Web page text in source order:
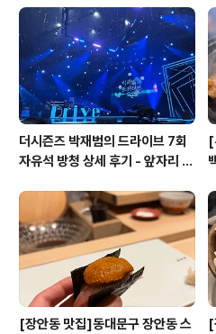
이 아니라면 바깥에서 드시는 걸 추천합니다
경좋고~ 여름이 되면 물가에서 놀기도 했는
저렇게 막아놨다ㅜㅜ 어렸을적 여름, 고기
이 하던 추억이 있다. 성인 4..
더시즌즈 박재범의 드라이브 7회
자유석 방청 상세 후기 - 앞자리 맡
[
[장안동 맛집]동대문구 장안동 스
[